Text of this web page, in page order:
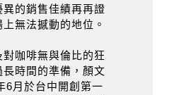
的銷售佳績再再證
無法撼動的地位。
咖啡無與倫比的狂
時間的準備，顏文
6月於台中開創第一